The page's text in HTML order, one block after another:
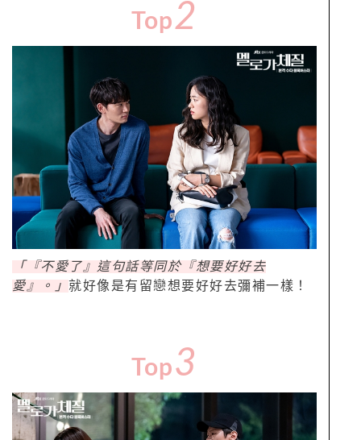
Top2
「『不愛了』這句話等同於『想要好好去
愛』。」 就好像是有留戀想要好好去彌補一樣！
Top3